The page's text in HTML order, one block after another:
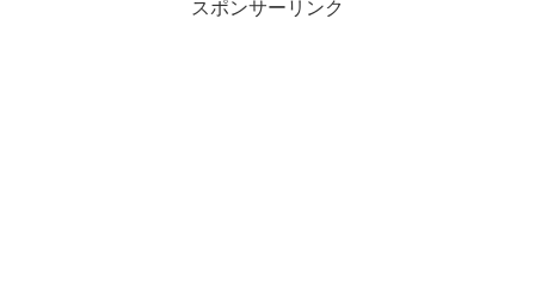
スポンサーリンク